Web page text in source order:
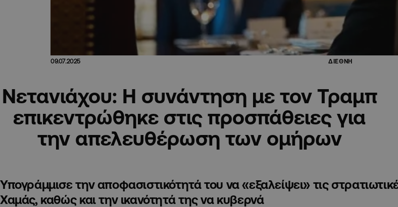
09.07.2025 ΔΙΕΘΝΗ
Νετανιάχου: Η συνάντηση με τον Τραμπ
επικεντρώθηκε στις προσπάθειες για
την απελευθέρωση των ομήρων
Υπογράμμισε την αποφασιστικότητά του να «εξαλείψει» τις
Χαμάς, καθώς και την ικανότητά της να κυβερνά